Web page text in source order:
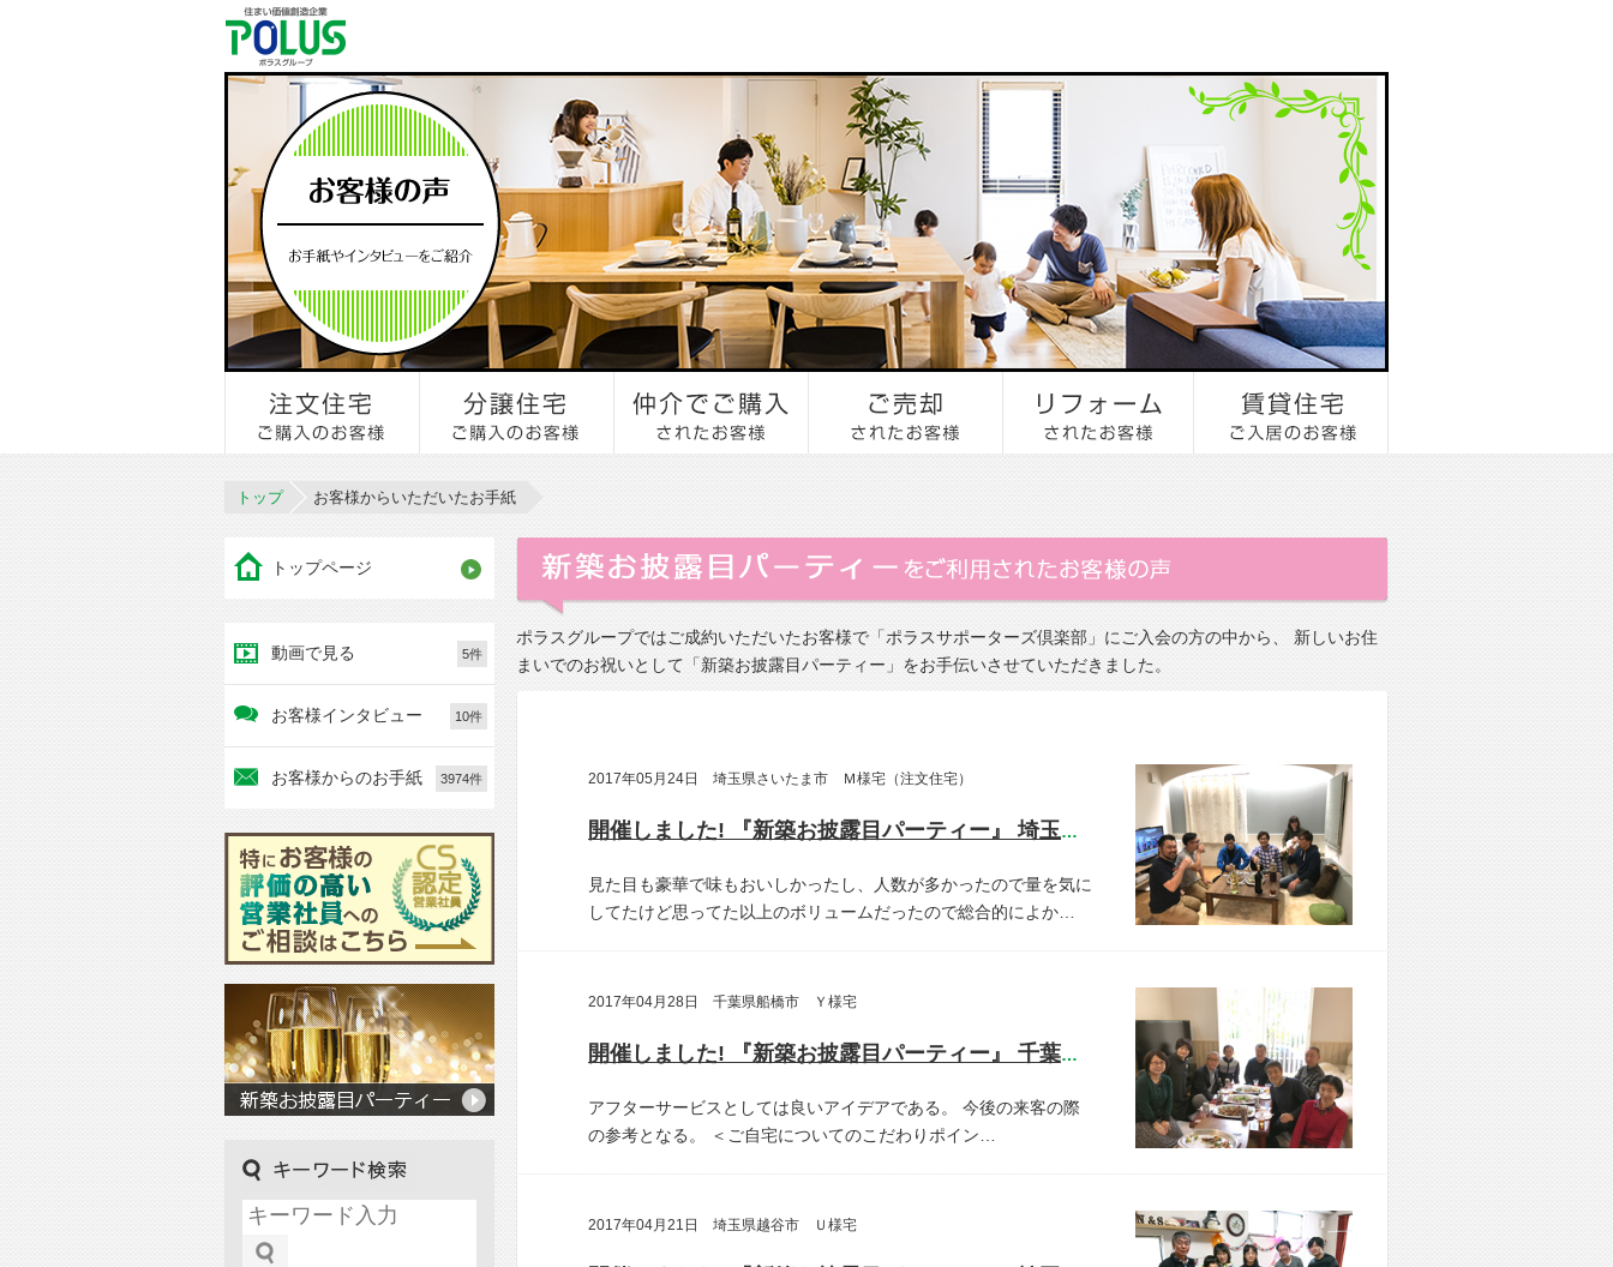
トップ お客様からいただいたお手紙
ポラスグループではご成約いただいたお客様で「ポラスサポーターズ倶楽部」にご入会の方の中から、 新しいお住
まいでのお祝いとして「新築お披露目パーティー」をお手伝いさせていただきました。
2017年05月24日 埼玉県さいたま市 Ｍ様宅（注文住宅）
開催しました! 『新築お披露目パーティー』 埼玉県さいたま市 M様宅
見た目も豪華で味もおいしかったし、人数が多かったので量を気に
してたけど思ってた以上のボリュームだったので総合的によか…
2017年04月28日 千葉県船橋市 Ｙ様宅
開催しました! 『新築お披露目パーティー』 千葉県船橋市 Y様宅
アフターサービスとしては良いアイデアである。
今後の来客の際
の参考となる。
＜ご自宅についてのこだわりポイン…
2017年04月21日 埼玉県越谷市 Ｕ様宅
トップページ
動画で見る 5件
お客様インタビュー 10件
お客様からのお手紙 3974件